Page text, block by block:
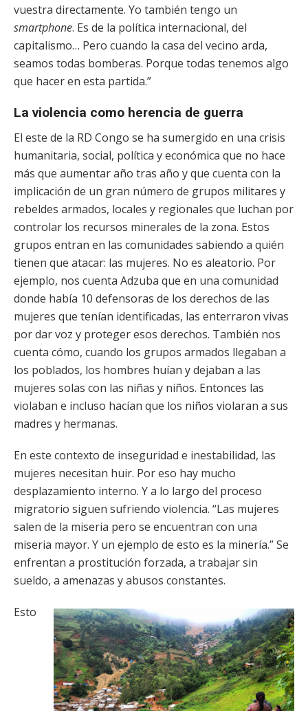
vuestra directamente. Yo también tengo un
smartphone. Es de la política internacional, del
capitalismo… Pero cuando la casa del vecino arda,
seamos todas bomberas. Porque todas tenemos algo
que hacer en esta partida.”
La violencia como herencia de guerra
El este de la RD Congo se ha sumergido en una crisis
humanitaria, social, política y económica que no hace
más que aumentar año tras año y que cuenta con la
implicación de un gran número de grupos militares y
rebeldes armados, locales y regionales que luchan por
controlar los recursos minerales de la zona. Estos
grupos entran en las comunidades sabiendo a quién
tienen que atacar: las mujeres. No es aleatorio. Por
ejemplo, nos cuenta Adzuba que en una comunidad
donde había 10 defensoras de los derechos de las
mujeres que tenían identificadas, las enterraron vivas
por dar voz y proteger esos derechos. También nos
cuenta cómo, cuando los grupos armados llegaban a
los poblados, los hombres huían y dejaban a las
mujeres solas con las niñas y niños. Entonces las
violaban e incluso hacían que los niños violaran a sus
madres y hermanas.
En este contexto de inseguridad e inestabilidad, las
mujeres necesitan huir. Por eso hay mucho
desplazamiento interno. Y a lo largo del proceso
migratorio siguen sufriendo violencia. “Las mujeres
salen de la miseria pero se encuentran con una
miseria mayor. Y un ejemplo de esto es la minería.” Se
enfrentan a prostitución forzada, a trabajar sin
sueldo, a amenazas y abusos constantes.
Esto